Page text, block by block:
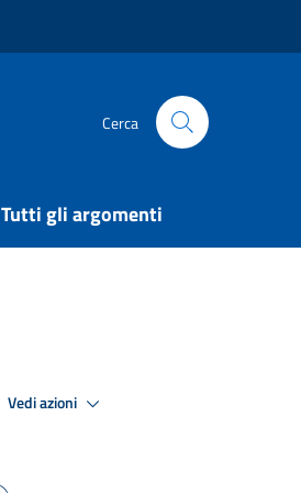
Cerca
Tutti gli argomenti
Vedi azioni